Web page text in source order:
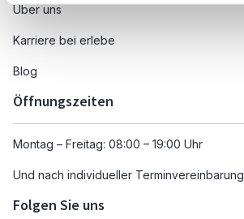
Über uns
Karriere bei erlebe
Blog
Öffnungszeiten
Montag – Freitag: 08:00 – 19:00 Uhr
Und nach individueller Terminvereinbarung
Folgen Sie uns